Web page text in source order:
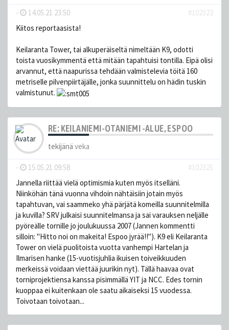
- 14.05.21 23:50
#102322
Kiitos reportaasista!
Keilaranta Tower, tai alkuperäiseltä nimeltään K9, odotti
toista vuosikymmentä että mitään tapahtuisi tontilla. Eipä olisi
arvannut, että naapurissa tehdään valmistelevia töitä 160
metriselle pilvenpiirtäjälle, jonka suunnittelu on hädin tuskin
valmistunut.
RE: KEILANIEMI-OTANIEMI -ALUE, ESPOO
tekijänä veka
- 15.05.21 09:58
#102325
Jannella riittää vielä optimismia kuten myös itselläni.
Niinköhän tänä vuonna vihdoin nähtäisiin jotain myös
tapahtuvan, vai saammeko yhä pärjätä komeilla suunnitelmilla
ja kuvilla? SRV julkaisi suunnitelmansa ja sai varauksen neljälle
pyöreälle tornille jo joulukuussa 2007 (Jannen kommentti
silloin: "Hitto noi on makeita! Espoo jyrää!!"). K9 eli Keilaranta
Tower on vielä puolitoista vuotta vanhempi Hartelan ja
Ilmarisen hanke (15-vuotisjuhlia ikuisen toiveikkuuden
merkeissä voidaan viettää juurikin nyt). Tällä haavaa ovat
torniprojektiensa kanssa pisimmällä YIT ja NCC. Edes tornin
kuoppaa ei kuitenkaan ole saatu aikaiseksi 15 vuodessa.
Toivotaan toivotaan...